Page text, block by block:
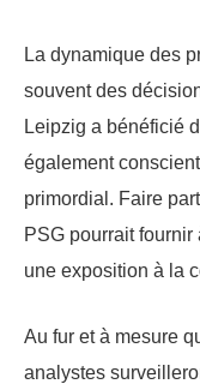
La dynamique des
souvent des
Leipzig a bénéficié
également
primordial. Faire
PSG pourrait
une exposition à la
Au fur et à mesure
analystes